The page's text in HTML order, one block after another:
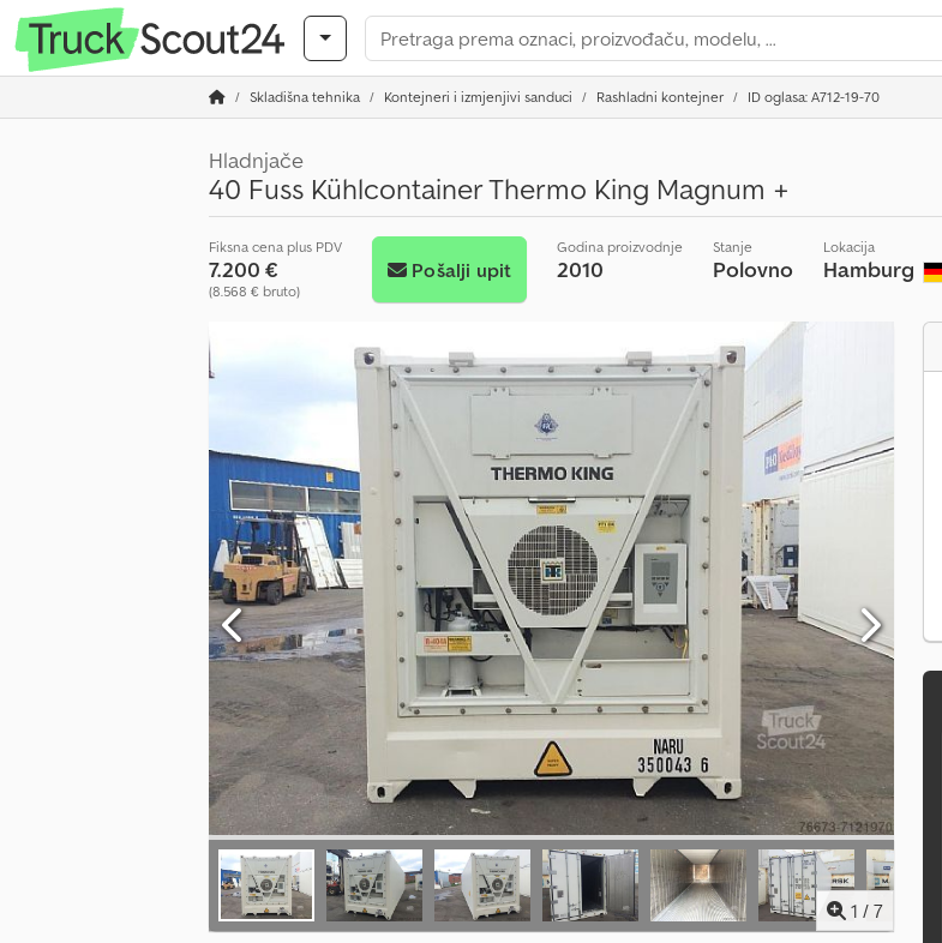
Skladišna tehnika Kontejneri i izmjenjivi sanduci Rashladni kontejner ID oglasa: A712-19-70
Hladnjače
40 Fuss Kühlcontainer Thermo King Magnum +
Fiksna cena plus PDV
7.200 €
(8.568 € bruto)
Pošalji upit
Godina proizvodnje
2010
Stanje
Polovno
Lokacija
Hamburg
1 / 7